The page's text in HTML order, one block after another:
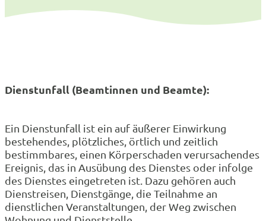
Dienstunfall (Beamtinnen und Beamte):
Ein Dienstunfall ist ein auf äußerer Einwirkung
bestehendes, plötzliches, örtlich und zeitlich
bestimmbares, einen Körperschaden verursachendes
Ereignis, das in Ausübung des Dienstes oder infolge
des Dienstes eingetreten ist. Dazu gehören auch
Dienstreisen, Dienstgänge, die Teilnahme an
dienstlichen Veranstaltungen, der Weg zwischen